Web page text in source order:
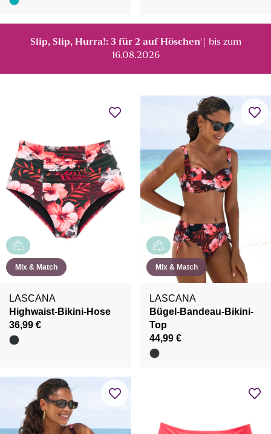
Slip, Slip, Hurra!: 3 für 2 auf Höschen¹ | bis zum
16.08.2026
Mix & Match
LASCANA
Highwaist-Bikini-Hose
36,99 €
Mix & Match
LASCANA
Bügel-Bandeau-Bikini-
Top
44,99 €